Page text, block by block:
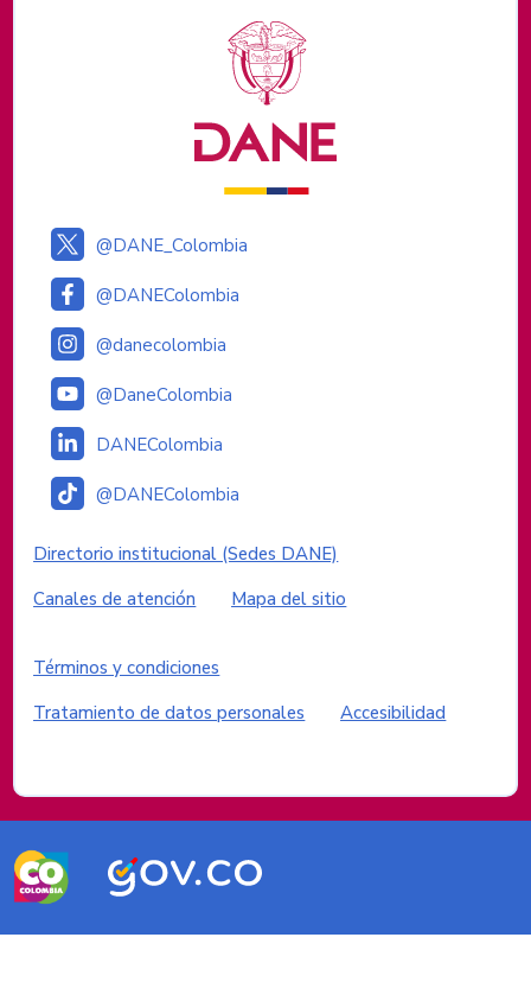
Logos institucionales
@DANE_Colombia
@DANEColombia
@danecolombia
@DaneColombia
DANEColombia
@DANEColombia
Enlaces institucionales
Directorio institucional (Sedes DANE)
Canales de atención
Mapa del sitio
Enlaces del sitio
Términos y condiciones
Tratamiento de datos personales
Accesibilidad
Logos del Gobierno de Colombia
Logo
marca
Logo